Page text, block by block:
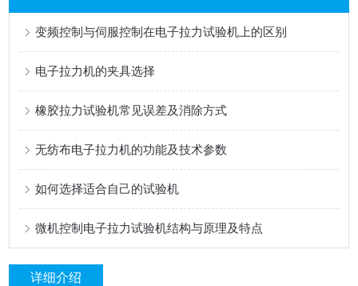
变频控制与伺服控制在电子拉力试验机上的区别
电子拉力机的夹具选择
橡胶拉力试验机常见误差及消除方式
无纺布电子拉力机的功能及技术参数
如何选择适合自己的试验机
微机控制电子拉力试验机结构与原理及特点
详细介绍